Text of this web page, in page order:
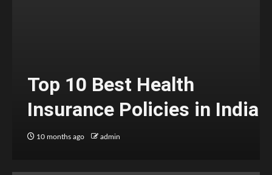
Top 10 Best Health
Insurance Policies in India
10 months ago admin